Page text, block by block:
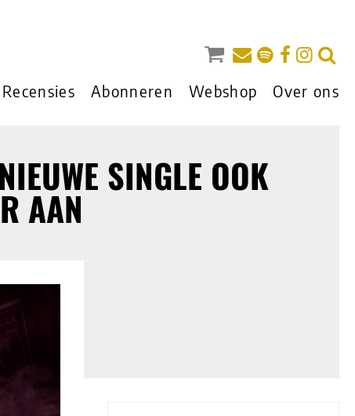
Recensies Abonneren Webshop Over ons
SINGLE OOK
AAN